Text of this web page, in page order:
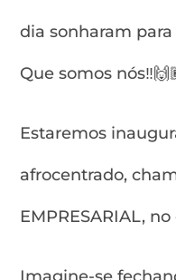
dia sonharam
Que somos
Estaremos
afrocentrado,
EMPRESARIAL,